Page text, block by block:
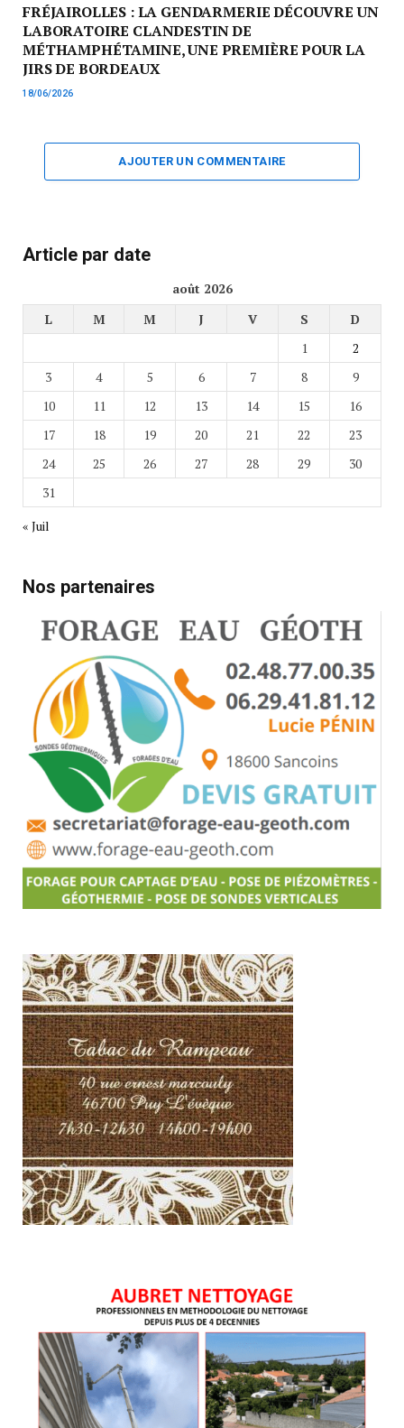
FRÉJAIROLLES : LA GENDARMERIE DÉCOUVRE UN
LABORATOIRE CLANDESTIN DE
MÉTHAMPHÉTAMINE, UNE PREMIÈRE POUR LA
JIRS DE BORDEAUX
18/06/2026
AJOUTER UN COMMENTAIRE
Article par date
août 2026
L
M M J V S
D
1
2
3
4 5 6 7 8
9
10
11 12 13 14 15
16
17
18 19 20 21 22
23
24
25 26 27 28 29
30
31
« Juil
Nos partenaires